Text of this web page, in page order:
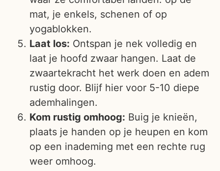
mat, je enkels, schenen of op
yogablokken.
Laat los: Ontspan je nek volledig en
laat je hoofd zwaar hangen. Laat de
zwaartekracht het werk doen en adem
rustig door. Blijf hier voor 5-10 diepe
ademhalingen.
Kom rustig omhoog: Buig je knieën,
plaats je handen op je heupen en kom
op een inademing met een rechte rug
weer omhoog.